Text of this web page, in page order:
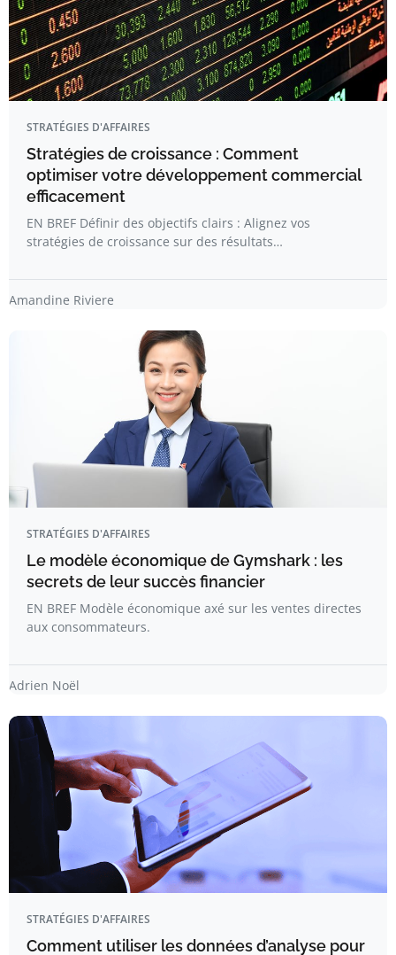
STRATÉGIES D'AFFAIRES
Stratégies de croissance : Comment
optimiser votre développement commercial
efficacement
EN BREF Définir des objectifs clairs : Alignez vos
stratégies de croissance sur des résultats…
Amandine Riviere
STRATÉGIES D'AFFAIRES
Le modèle économique de Gymshark : les
secrets de leur succès financier
EN BREF Modèle économique axé sur les ventes directes
aux consommateurs.
Adrien Noël
STRATÉGIES D'AFFAIRES
Comment utiliser les données d’analyse pour